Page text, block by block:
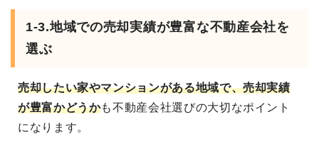
1-3.地域での売却実績が豊富な不動産会社を
選ぶ
売却したい家やマンションがある地域で、売却実績
が豊富かどうかも不動産会社選びの大切なポイント
になります。